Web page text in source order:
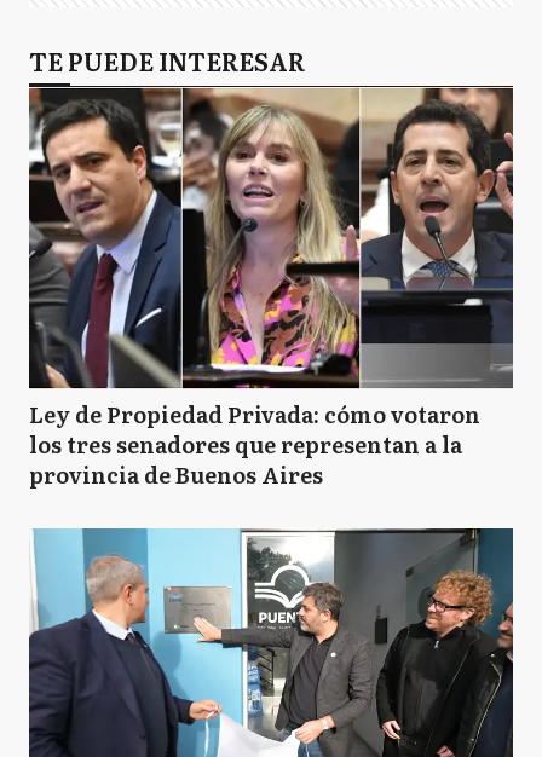
TE PUEDE INTERESAR
Ley de Propiedad Privada: cómo votaron
los tres senadores que representan a la
provincia de Buenos Aires